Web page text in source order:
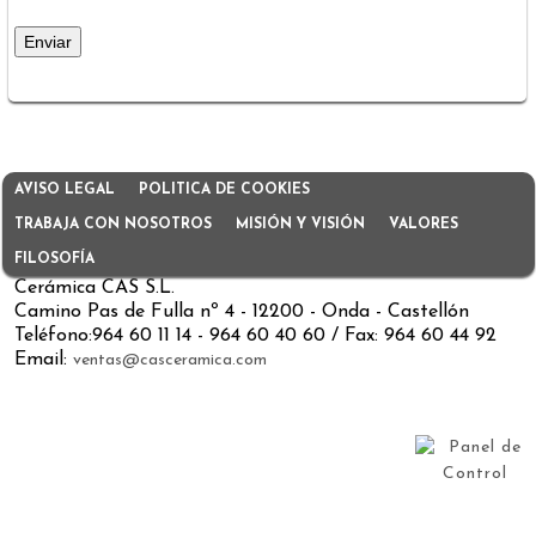
AVISO LEGAL POLITICA DE COOKIES
TRABAJA CON NOSOTROS MISIÓN Y VISIÓN VALORES
FILOSOFÍA
Cerámica CAS S.L.
Camino Pas de Fulla nº 4 - 12200 - Onda - Castellón
Teléfono:964 60 11 14 - 964 60 40 60 / Fax: 964 60 44 92
Email: ventas@casceramica.com